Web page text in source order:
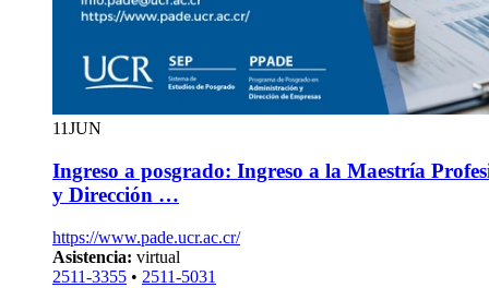
11JUN
Ingreso a posgrado: Ingreso a la Maestría
y Dirección …
https://www.pade.ucr.ac.cr/
Asistencia: virtual
2511-3355 • 2511-5031